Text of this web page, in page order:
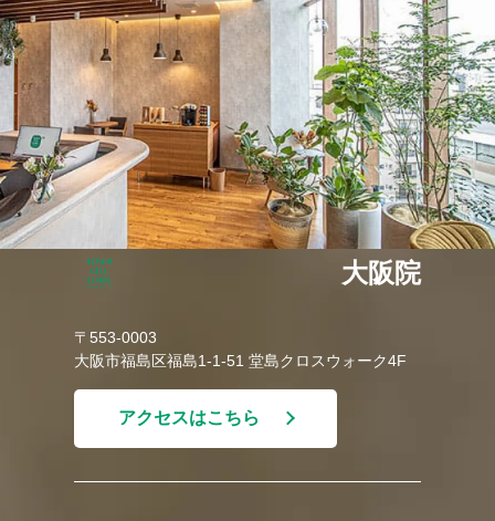
大阪院
〒553-0003
大阪市福島区福島1-1-51 堂島クロスウォーク4F
アクセスはこちら